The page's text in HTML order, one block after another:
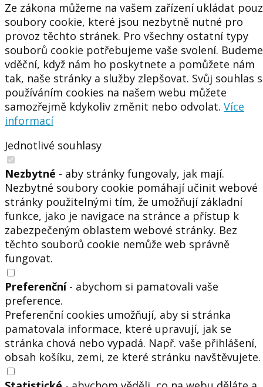
Ze zákona můžeme na vašem zařízení ukládat
soubory cookie, které jsou nezbytně nutné pro
provoz těchto stránek. Pro všechny ostatní typy
souborů cookie potřebujeme vaše svolení. Budeme
vděční, když nám ho poskytnete a pomůžete nám
tak, naše stránky a služby zlepšovat. Svůj souhlas s
používáním cookies na našem webu můžete
samozřejmě kdykoliv změnit nebo odvolat. Více
informací
Jednotlivé souhlasy
Nezbytné - aby stránky fungovaly, jak mají.
Nezbytné soubory cookie pomáhají učinit webové
stránky použitelnými tím, že umožňují základní
funkce, jako je navigace na stránce a přístup k
zabezpečeným oblastem webové stránky. Bez
těchto souborů cookie nemůže web správně
fungovat.
Preferenční- abychom si pamatovali vaše
preference.
Preferenční cookies umožňují, aby si stránka
pamatovala informace, které upravují, jak se
stránka chová nebo vypadá. Např. vaše přihlášení,
obsah košíku, zemi, ze které stránku navštěvujete.